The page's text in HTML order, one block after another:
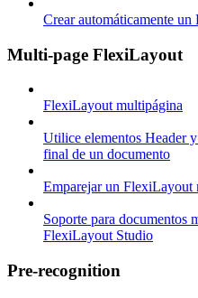
Crear automáticamente
Multi-page FlexiLayout
FlexiLayout multipágina
Utilice elementos Header
final de un documento
Emparejar un FlexiLayout
Soporte para
FlexiLayout Studio
Pre-recognition